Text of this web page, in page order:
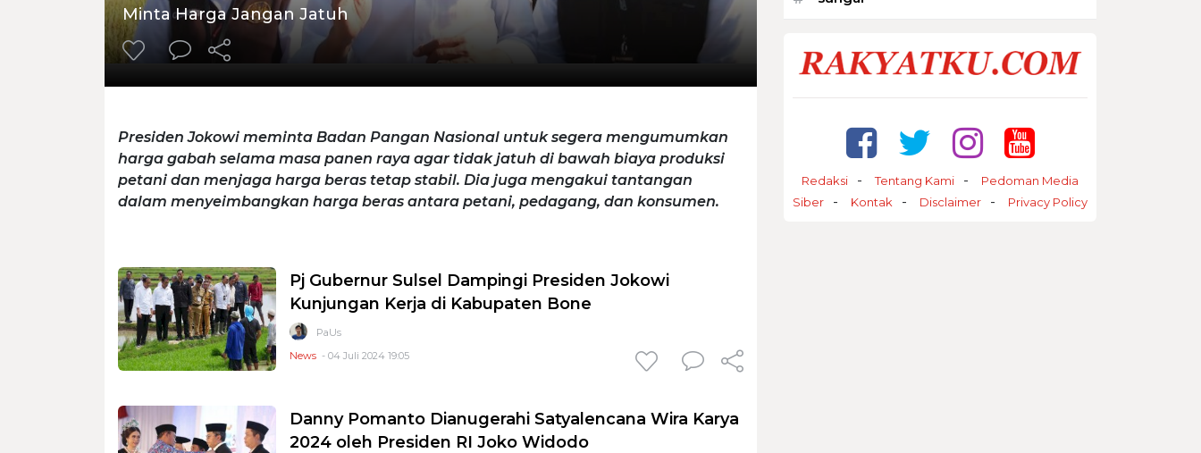
Minta Harga Jangan Jatuh
Presiden Jokowi meminta Badan Pangan Nasional untuk segera mengumumkan
harga gabah selama masa panen raya agar tidak jatuh di bawah biaya produksi
petani dan menjaga harga beras tetap stabil. Dia juga mengakui tantangan
dalam menyeimbangkan harga beras antara petani, pedagang, dan konsumen.
Pj Gubernur Sulsel Dampingi Presiden Jokowi
Kunjungan Kerja di Kabupaten Bone
PaUs
News - 04 Juli 2024 19:05
Danny Pomanto Dianugerahi Satyalencana Wira Karya
2024 oleh Presiden RI Joko Widodo
Redaksi Tentang Kami
Pedoman Media
Siber
Kontak Disclaimer Privacy Policy